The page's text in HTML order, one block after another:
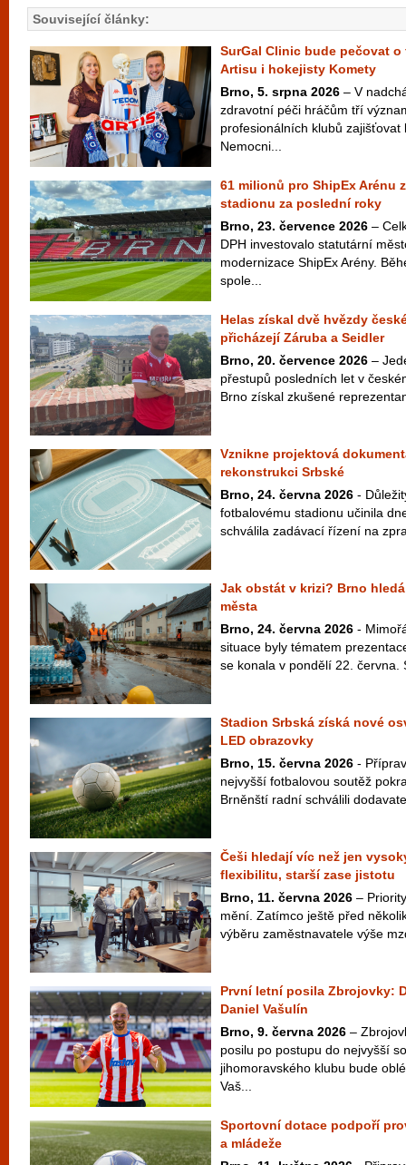
Související články:
SurGal Clinic bude pečovat
Artisu i hokejisty Komety
Brno, 5. srpna 2026 – V
zdravotní péči hráčům tří
profesionálních klubů zajišťovat
Nemocni...
61 milionů pro ShipEx Arénu
stadionu za poslední roky
Brno, 23. července 2026 –
DPH investovalo statutární
modernizace ShipEx Arény.
spole...
Helas získal dvě hvězdy
přicházejí Záruba a Seidler
Brno, 20. července 2026 –
přestupů posledních let v
Brno získal zkušené
Vznikne projektová
rekonstrukci Srbské
Brno, 24. června 2026 -
fotbalovému stadionu učinila
schválila zadávací řízení na
Jak obstát v krizi? Brno
města
Brno, 24. června 2026 -
situace byly tématem
se konala v pondělí 22. června.
Stadion Srbská získá nové
LED obrazovky
Brno, 15. června 2026 -
nejvyšší fotbalovou soutěž
Brněnští radní schválili
Češi hledají víc než jen
flexibilitu, starší zase jistotu
Brno, 11. června 2026 –
mění. Zatímco ještě před
výběru zaměstnavatele výše
První letní posila Zbrojovky:
Daniel Vašulín
Brno, 9. června 2026 –
posilu po postupu do nejvyšší
jihomoravského klubu bude
Vaš...
Sportovní dotace podpoří
a mládeže